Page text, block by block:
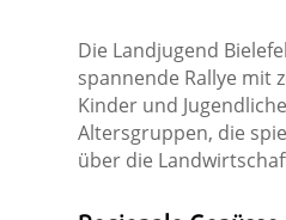
Die Landjugend
spannende Rallye mit
Kinder und
Altersgruppen, die
über die